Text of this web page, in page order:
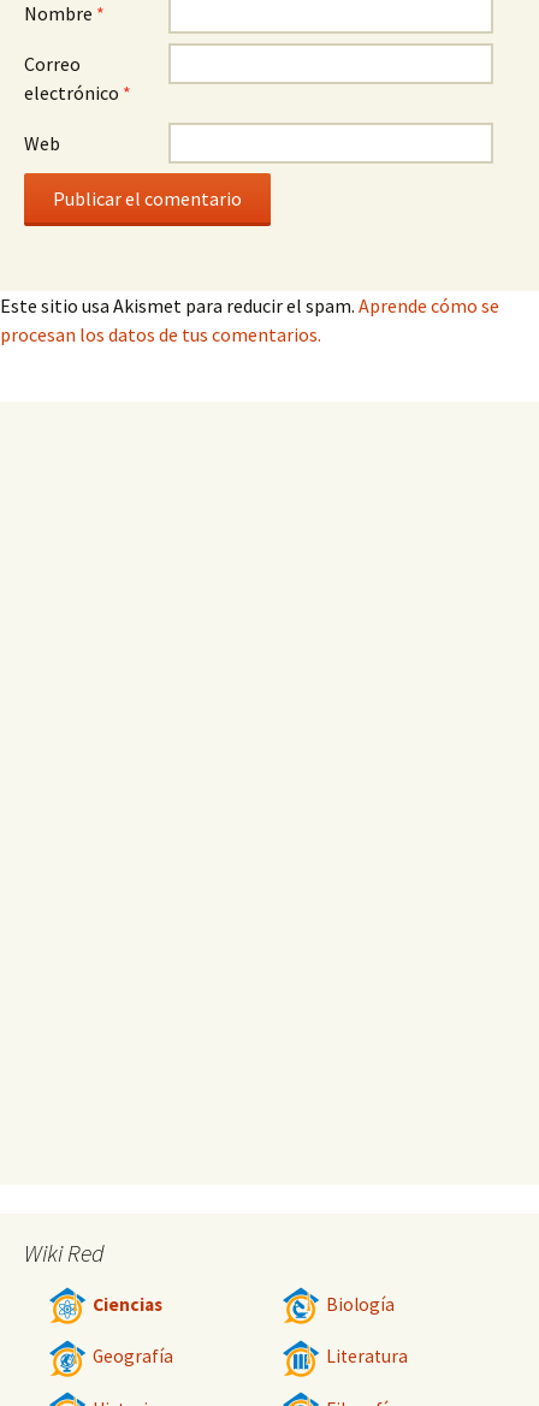
Nombre *
Correo
electrónico *
Web
Este sitio usa Akismet para reducir el spam. Aprende cómo se
procesan los datos de tus comentarios.
Wiki Red
Ciencias Biología
Geografía Literatura